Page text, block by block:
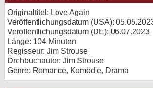
Originaltitel: Love Again
Veröffentlichungsdatum (USA):
Veröffentlichungsdatum (DE): 06.07.2023
Länge: 104 Minuten
Regisseur: Jim Strouse
Drehbuchautor: Jim Strouse
Genre: Romance, Komödie, Drama